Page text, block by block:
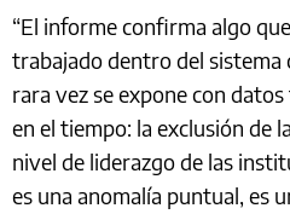
“El informe confirma algo
trabajado dentro del sistema
rara vez se expone con
en el tiempo: la exclusión de
nivel de liderazgo de las
es una anomalía puntual, es